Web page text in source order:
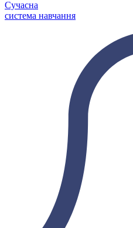
Сучасна
система навчання